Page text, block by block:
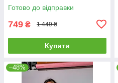
Готово до відправки
749 ₴ 1 449 ₴
Купити
–48%